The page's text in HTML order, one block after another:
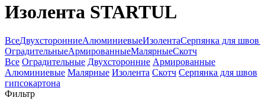
Изолента STARTUL
ВсеДвухсторонниеАлюминиевыеИзолентаСерпянка для швов
ОградительныеАрмированныеМалярныеСкотч
Все Оградительные Двухсторонние Армированные
Алюминиевые Малярные Изолента Скотч Серпянка для швов
гипсокартона
Фильтр